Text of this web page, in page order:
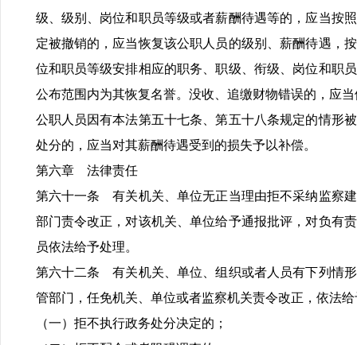
级、级别、岗位和职员等级或者薪酬待遇等的，应当按
定被撤销的，应当恢复该公职人员的级别、薪酬待遇，
位和职员等级安排相应的职务、职级、衔级、岗位和职
公布范围内为其恢复名誉。没收、追缴财物错误的，应
公职人员因有本法第五十七条、第五十八条规定的情形
处分的，应当对其薪酬待遇受到的损失予以补偿。
第六章 法律责任
第六十一条 有关机关、单位无正当理由拒不采纳监察
部门责令改正，对该机关、单位给予通报批评，对负有
员依法给予处理。
第六十二条 有关机关、单位、组织或者人员有下列情
管部门，任免机关、单位或者监察机关责令改正，依法
（一）拒不执行政务处分决定的；